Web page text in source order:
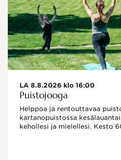
LA 8.8.2026 klo 16:00
Puistojooga
Helppoa ja rentouttavaa
kartanopuistossa
kehollesi ja mielellesi. Kesto